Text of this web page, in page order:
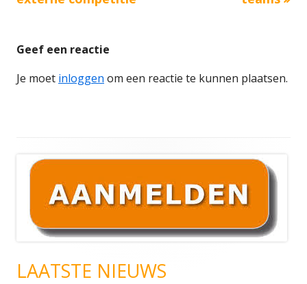
Geef een reactie
Je moet inloggen om een reactie te kunnen plaatsen.
Hoofd
sidebar
LAATSTE NIEUWS